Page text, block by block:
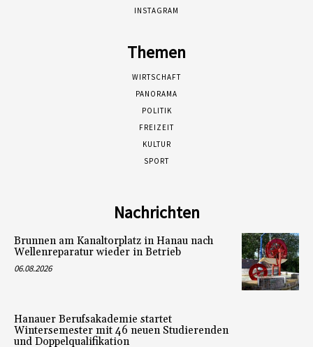
INSTAGRAM
Themen
WIRTSCHAFT
PANORAMA
POLITIK
FREIZEIT
KULTUR
SPORT
Nachrichten
Brunnen am Kanaltorplatz in Hanau nach
Wellenreparatur wieder in Betrieb
06.08.2026
Hanauer Berufsakademie startet
Wintersemester mit 46 neuen Studierenden
und Doppelqualifikation